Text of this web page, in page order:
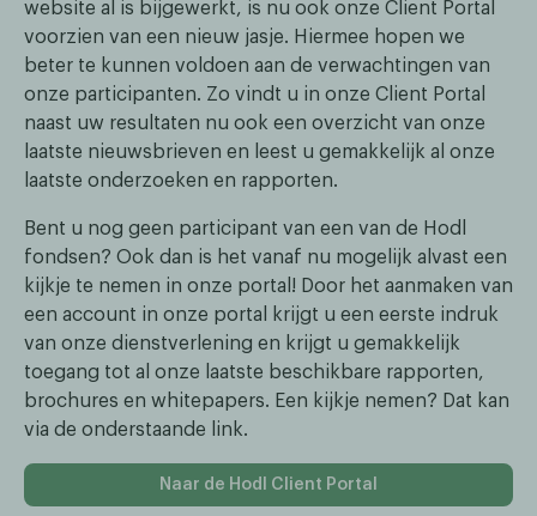
website al is bijgewerkt, is nu ook onze Client Portal
voorzien van een nieuw jasje. Hiermee hopen we
beter te kunnen voldoen aan de verwachtingen van
onze participanten. Zo vindt u in onze Client Portal
naast uw resultaten nu ook een overzicht van onze
laatste nieuwsbrieven en leest u gemakkelijk al onze
laatste onderzoeken en rapporten.
Bent u nog geen participant van een van de Hodl
fondsen? Ook dan is het vanaf nu mogelijk alvast een
kijkje te nemen in onze portal! Door het aanmaken van
een account in onze portal krijgt u een eerste indruk
van onze dienstverlening en krijgt u gemakkelijk
toegang tot al onze laatste beschikbare rapporten,
brochures en whitepapers. Een kijkje nemen? Dat kan
via de onderstaande link.
Naar de Hodl Client Portal